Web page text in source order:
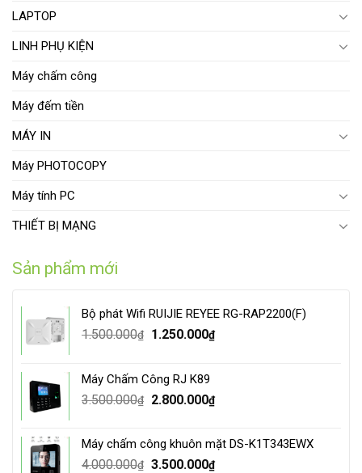
LAPTOP
LINH PHỤ KIỆN
Máy chấm công
Máy đếm tiền
MÁY IN
Máy PHOTOCOPY
Máy tính PC
THIẾT BỊ MẠNG
Sản phẩm mới
Bộ phát Wifi RUIJIE REYEE RG-RAP2200(F)
1.500.000₫
Original
1.500.000₫.
1.250.000₫Current
Máy Chấm Công RJ K89
3.500.000₫
Original
3.500.000₫.
2.800.000₫Current
2.800.000₫.
Máy chấm công khuôn mặt DS-K1T343EWX
4.000.000₫ Original
3.500.000₫Current